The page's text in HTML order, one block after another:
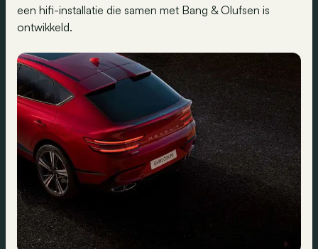
een hifi-installatie die samen met Bang & Olufsen is
ontwikkeld.